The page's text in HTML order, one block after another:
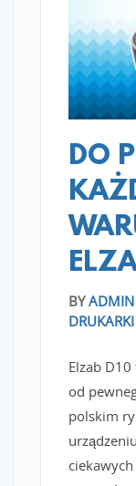
DO
BYADMIN
Elzab
od
polskim